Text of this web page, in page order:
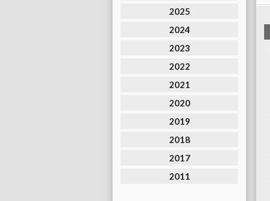
2025
2024
2023
2022
2021
2020
2019
2018
2017
2011